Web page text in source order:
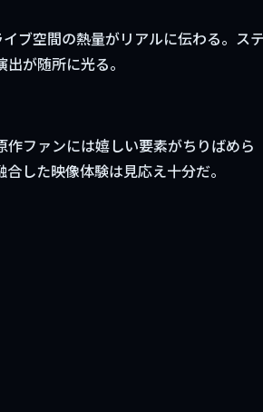
ブ空間の熱量がリアルに伝わる。ステ
が随所に光る。
ファンには嬉しい要素がちりばめら
した映像体験は見応え十分だ。